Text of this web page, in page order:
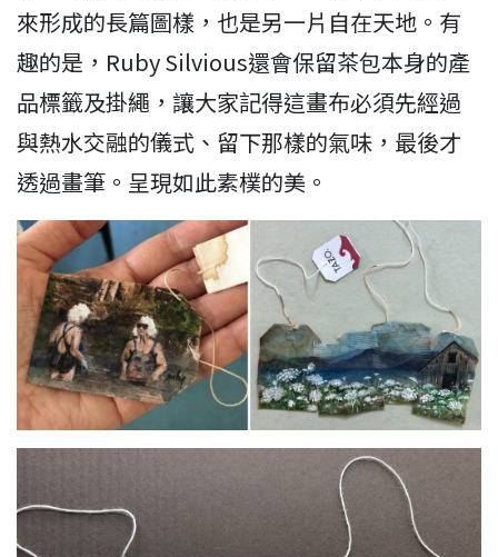
來形成的長篇圖樣，也是另一片自在天地。有
趣的是，Ruby Silvious還會保留茶包本身的產
品標籤及掛繩，讓大家記得這畫布必須先經過
與熱水交融的儀式、留下那樣的氣味，最後才
透過畫筆。呈現如此素樸的美。